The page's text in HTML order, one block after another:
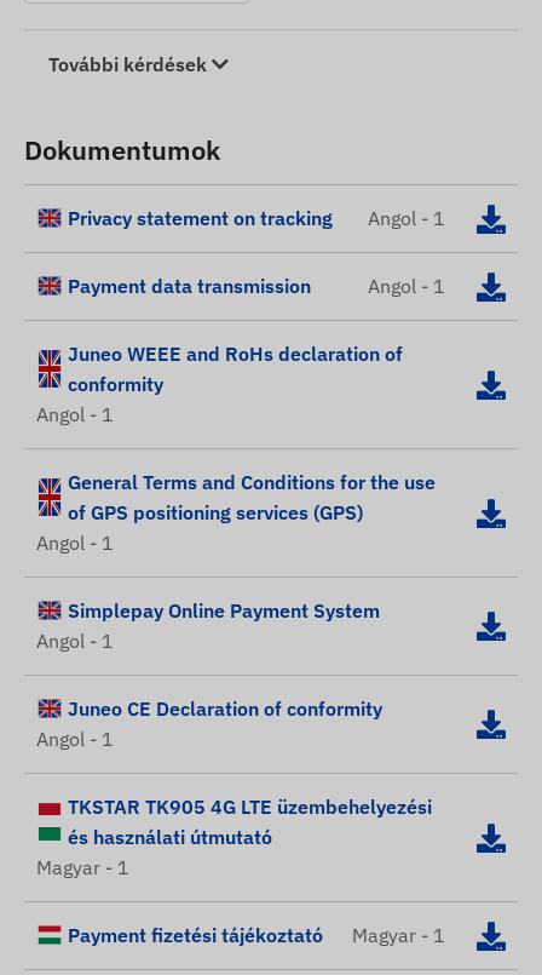
További kérdések
Dokumentumok
Privacy statement on tracking Angol - 1
Payment data transmission Angol - 1
Juneo WEEE and RoHs declaration of
conformity
Angol - 1
General Terms and Conditions for the use
of GPS positioning services (GPS)
Angol - 1
Simplepay Online Payment System
Angol - 1
Juneo CE Declaration of conformity
Angol - 1
TKSTAR TK905 4G LTE üzembehelyezési
és használati útmutató
Magyar - 1
Payment fizetési tájékoztató Magyar - 1